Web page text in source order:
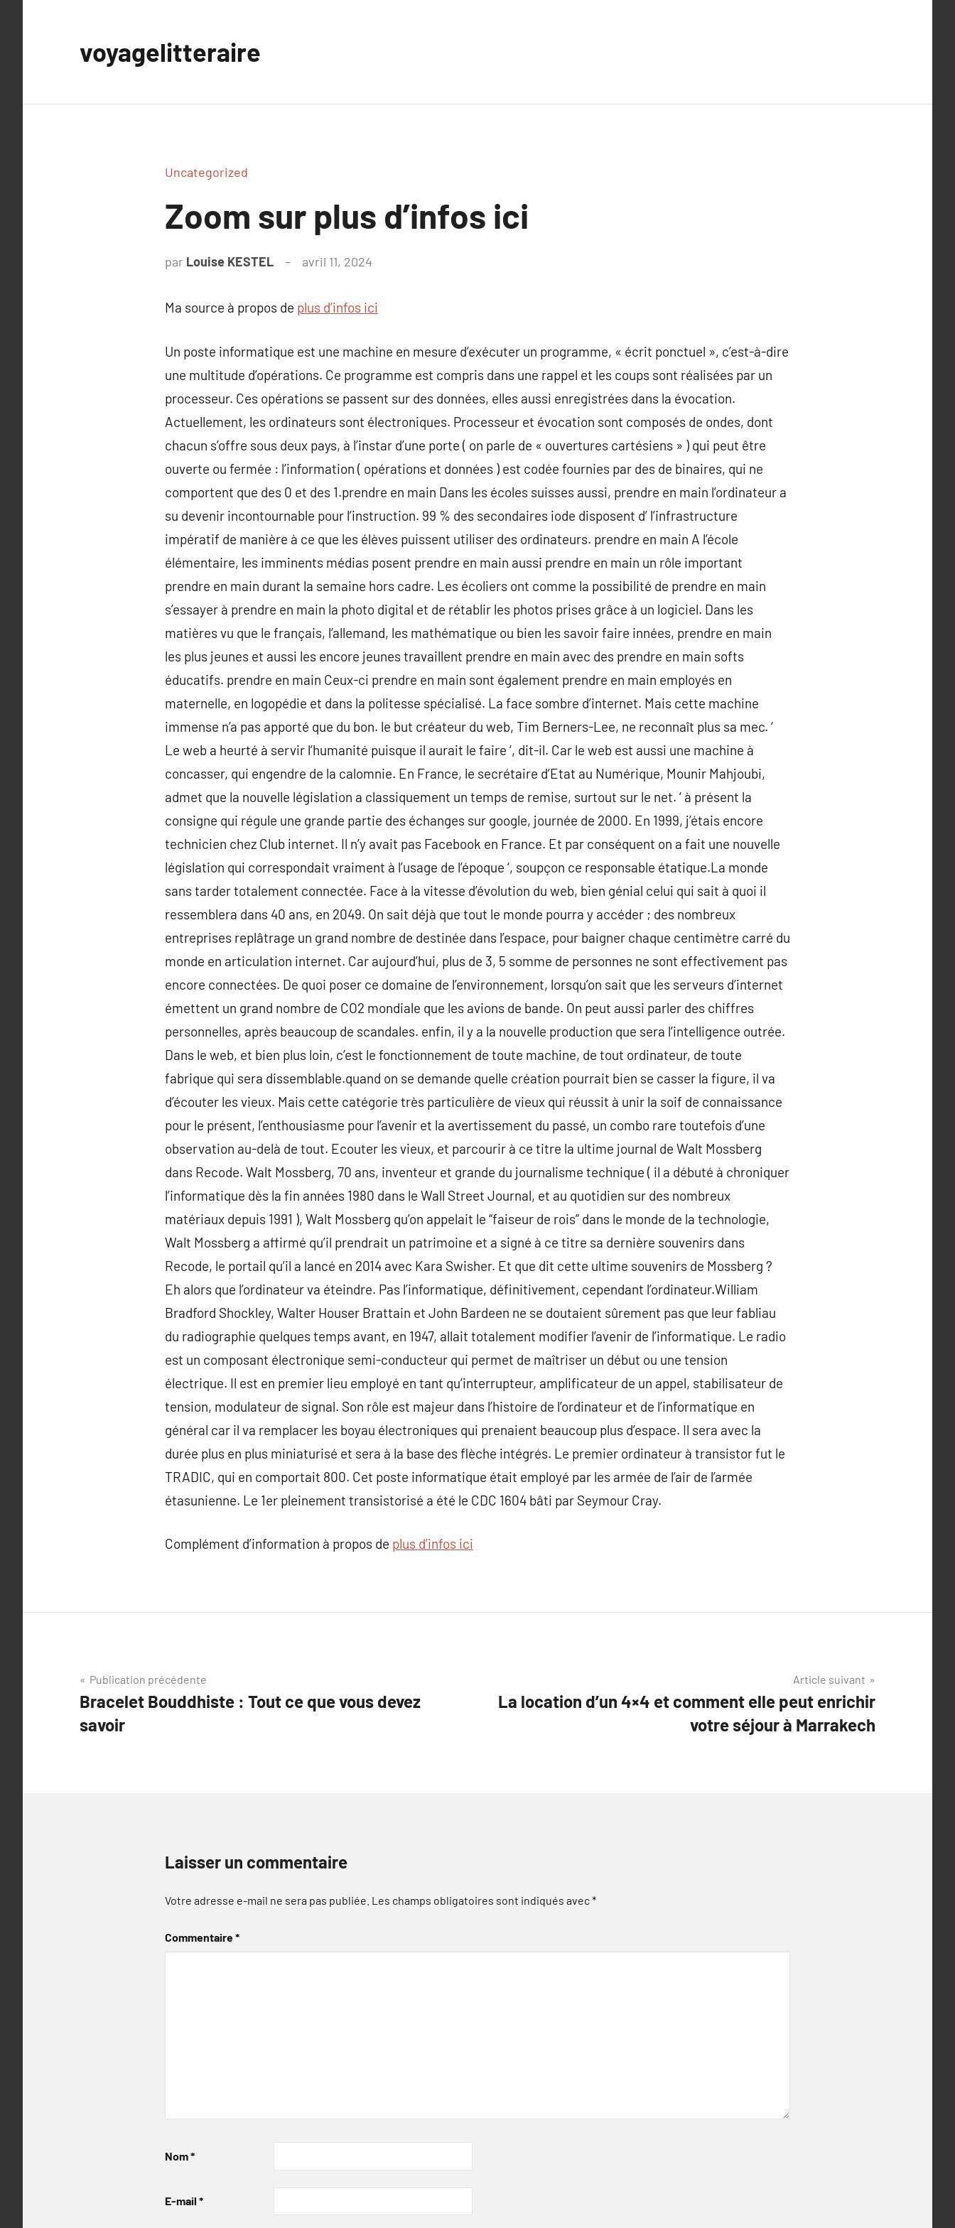
voyagelitteraire
Uncategorized
Zoom sur plus d’infos ici
par Louise KESTEL avril 11, 2024
Ma source à propos de plus d’infos ici
Un poste informatique est une machine en mesure d’exécuter un programme, « écrit ponctuel », c’est-à-dire
une multitude d’opérations. Ce programme est compris dans une rappel et les coups sont réalisées par un
processeur. Ces opérations se passent sur des données, elles aussi enregistrées dans la évocation.
Actuellement, les ordinateurs sont électroniques. Processeur et évocation sont composés de ondes, dont
chacun s’offre sous deux pays, à l’instar d’une porte ( on parle de « ouvertures cartésiens » ) qui peut être
ouverte ou fermée : l’information ( opérations et données ) est codée fournies par des de binaires, qui ne
comportent que des 0 et des 1.prendre en main Dans les écoles suisses aussi, prendre en main l’ordinateur a
su devenir incontournable pour l’instruction. 99 % des secondaires iode disposent d’ l’infrastructure
impératif de manière à ce que les élèves puissent utiliser des ordinateurs. prendre en main A l’école
élémentaire, les imminents médias posent prendre en main aussi prendre en main un rôle important
prendre en main durant la semaine hors cadre. Les écoliers ont comme la possibilité de prendre en main
s’essayer à prendre en main la photo digital et de rétablir les photos prises grâce à un logiciel. Dans les
matières vu que le français, l’allemand, les mathématique ou bien les savoir faire innées, prendre en main
les plus jeunes et aussi les encore jeunes travaillent prendre en main avec des prendre en main softs
éducatifs. prendre en main Ceux-ci prendre en main sont également prendre en main employés en
maternelle, en logopédie et dans la politesse spécialisé. La face sombre d’internet. Mais cette machine
immense n’a pas apporté que du bon. le but créateur du web, Tim Berners-Lee, ne reconnaît plus sa mec. ‘
Le web a heurté à servir l’humanité puisque il aurait le faire ‘, dit-il. Car le web est aussi une machine à
concasser, qui engendre de la calomnie. En France, le secrétaire d’Etat au Numérique, Mounir Mahjoubi,
admet que la nouvelle législation a classiquement un temps de remise, surtout sur le net. ‘ à présent la
consigne qui régule une grande partie des échanges sur google, journée de 2000. En 1999, j’étais encore
technicien chez Club internet. Il n’y avait pas Facebook en France. Et par conséquent on a fait une nouvelle
législation qui correspondait vraiment à l’usage de l’époque ‘, soupçon ce responsable étatique.La monde
sans tarder totalement connectée. Face à la vitesse d’évolution du web, bien génial celui qui sait à quoi il
ressemblera dans 40 ans, en 2049. On sait déjà que tout le monde pourra y accéder ; des nombreux
entreprises replâtrage un grand nombre de destinée dans l’espace, pour baigner chaque centimètre carré du
monde en articulation internet. Car aujourd’hui, plus de 3, 5 somme de personnes ne sont effectivement pas
encore connectées. De quoi poser ce domaine de l’environnement, lorsqu’on sait que les serveurs d’internet
émettent un grand nombre de CO2 mondiale que les avions de bande. On peut aussi parler des chiffres
personnelles, après beaucoup de scandales. enfin, il y a la nouvelle production que sera l’intelligence outrée.
Dans le web, et bien plus loin, c’est le fonctionnement de toute machine, de tout ordinateur, de toute
fabrique qui sera dissemblable.quand on se demande quelle création pourrait bien se casser la figure, il va
d’écouter les vieux. Mais cette catégorie très particulière de vieux qui réussit à unir la soif de connaissance
pour le présent, l’enthousiasme pour l’avenir et la avertissement du passé, un combo rare toutefois d’une
observation au-delà de tout. Ecouter les vieux, et parcourir à ce titre la ultime journal de Walt Mossberg
dans Recode. Walt Mossberg, 70 ans, inventeur et grande du journalisme technique ( il a débuté à chroniquer
l’informatique dès la fin années 1980 dans le Wall Street Journal, et au quotidien sur des nombreux
matériaux depuis 1991 ), Walt Mossberg qu’on appelait le “faiseur de rois” dans le monde de la technologie,
Walt Mossberg a affirmé qu’il prendrait un patrimoine et a signé à ce titre sa dernière souvenirs dans
Recode, le portail qu’il a lancé en 2014 avec Kara Swisher. Et que dit cette ultime souvenirs de Mossberg ?
Eh alors que l’ordinateur va éteindre. Pas l’informatique, définitivement, cependant l’ordinateur.William
Bradford Shockley, Walter Houser Brattain et John Bardeen ne se doutaient sûrement pas que leur fabliau
du radiographie quelques temps avant, en 1947, allait totalement modifier l’avenir de l’informatique. Le radio
est un composant électronique semi-conducteur qui permet de maîtriser un début ou une tension
électrique. Il est en premier lieu employé en tant qu’interrupteur, amplificateur de un appel, stabilisateur de
tension, modulateur de signal. Son rôle est majeur dans l’histoire de l’ordinateur et de l’informatique en
général car il va remplacer les boyau électroniques qui prenaient beaucoup plus d’espace. Il sera avec la
durée plus en plus miniaturisé et sera à la base des flèche intégrés. Le premier ordinateur à transistor fut le
TRADIC, qui en comportait 800. Cet poste informatique était employé par les armée de l’air de l’armée
étasunienne. Le 1er pleinement transistorisé a été le CDC 1604 bâti par Seymour Cray.
Complément d’information à propos de plus d’infos ici
Navigation
de
l’article
Publication précédente
Bracelet Bouddhiste : Tout ce que vous devez
savoir
Article suivant
La location d’un 4×4 et comment elle peut enrichir
votre séjour à Marrakech
Laisser un commentaire
Votre adresse e-mail ne sera pas publiée. Les champs obligatoires sont indiqués avec*
Commentaire*
Nom*
E-mail *